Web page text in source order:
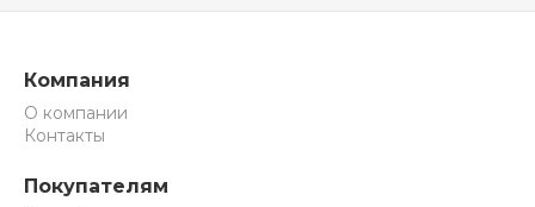
Компания
О компании
Контакты
Покупателям